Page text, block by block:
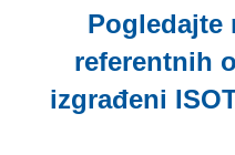
Pogledajte
referentnih
izgrađeni